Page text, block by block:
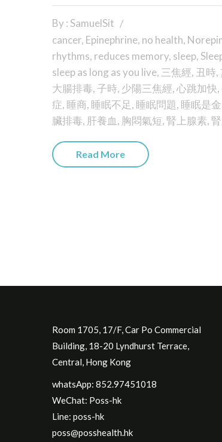
By : SamuelSit
cancer, Epinephrine, no health,
rhythms, reduces memory, sleep,
sleep as long as you live, 三焦經, 丑時,
大腸排毒,子時, 少陽三焦經,心跳加快,
症, 睡商, 睡眠不足, 睡眠問題, 睡眠是金
臟排毒, 肝養血, 胸悶氣短, 腎上腺素,
Read More
Room 1705, 17/F, Car Po Commercial
Building, 18-20 Lyndhurst Terrace,
Central, Hong Kong
whatsApp: 852.97451018
WeChat: Poss-hk
Line: poss-hk
poss@posshealth.hk